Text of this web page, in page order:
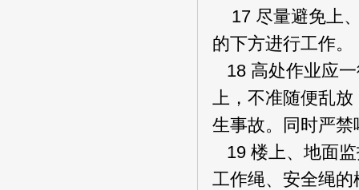
17 尽量避免上
的下方进行工作。
18 高处作业应
上，不准随便乱
生事故。同时严
19 楼上、地面
工作绳、安全绳